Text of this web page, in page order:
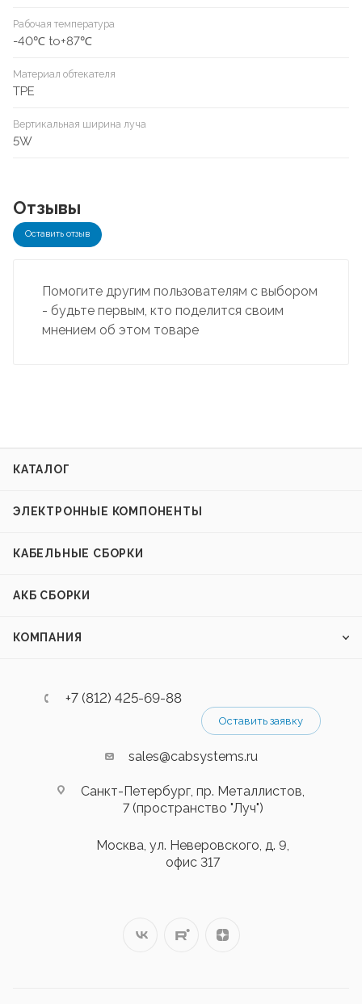
Рабочая температура
-40℃ to+87℃
Материал обтекателя
TPE
Вертикальная ширина луча
5W
Отзывы
Оставить отзыв
Помогите другим пользователям с выбором
- будьте первым, кто поделится своим
мнением об этом товаре
КАТАЛОГ
ЭЛЕКТРОННЫЕ КОМПОНЕНТЫ
КАБЕЛЬНЫЕ СБОРКИ
АКБ СБОРКИ
КОМПАНИЯ
+7 (812) 425-69-88
Оставить заявку
sales@cabsystems.ru
Санкт-Петербург, пр. Металлистов,
7 (пространство "Луч")
Москва, ул. Неверовского, д. 9,
офис 317